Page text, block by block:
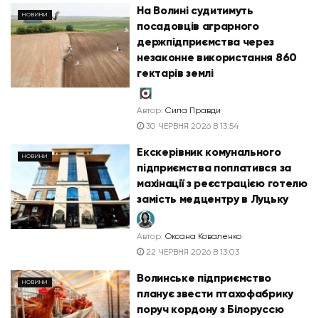
НОВИНИ
На Волині судитимуть
посадовців аграрного
держпідприємства через
незаконне використання 860
гектарів землі
Автор: Сила Правди
30 ЧЕРВНЯ 2026 В 13:54
НОВИНИ
Екскерівник комунального
підприємства поплатився за
махінації з реєстрацією готелю
замість медцентру в Луцьку
Автор: Оксана Коваленко
22 ЧЕРВНЯ 2026 В 13:03
НОВИНИ
Волинське підприємство
планує звести птахофабрику
поруч кордону з Білоруссю